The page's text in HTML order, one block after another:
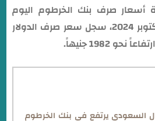
أسعار صرف بنك الخرطوم اليوم
الخميس الموافق 17 أكتوبر 2024، سجل سعر صرف الدولار
1982 جنيهاً.
السعودي يرتفع في بنك الخرطوم